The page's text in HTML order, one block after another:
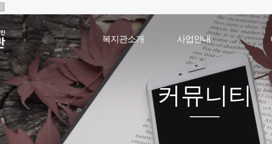
복지관소개
인사말
법인소개
기관개요
찾아오시는길
사업안내
노년사회화교육사업
상담사업
건강생활지원사업
급식지원사업
저소득 재가노인 식사배달사업
커뮤니티